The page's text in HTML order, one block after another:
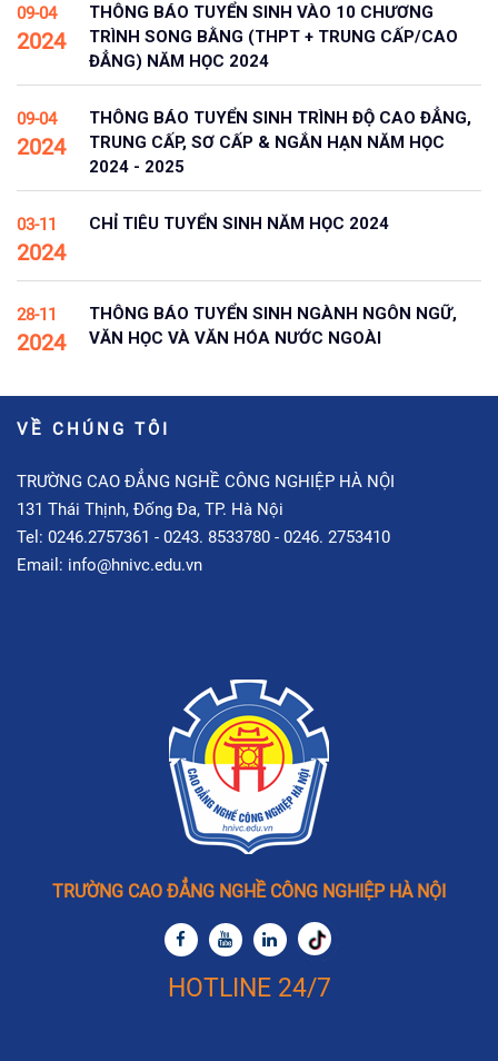
09-04
2024
THÔNG BÁO TUYỂN SINH VÀO 10 CHƯƠNG
TRÌNH SONG BẰNG (THPT + TRUNG CẤP/CAO
ĐẲNG) NĂM HỌC 2024
09-04
2024
THÔNG BÁO TUYỂN SINH TRÌNH ĐỘ CAO ĐẲNG,
TRUNG CẤP, SƠ CẤP & NGẮN HẠN NĂM HỌC
2024 - 2025
03-11
2024
CHỈ TIÊU TUYỂN SINH NĂM HỌC 2024
28-11
2024
THÔNG BÁO TUYỂN SINH NGÀNH NGÔN NGỮ,
VĂN HỌC VÀ VĂN HÓA NƯỚC NGOÀI
VỀ CHÚNG TÔI
TRƯỜNG CAO ĐẲNG NGHỀ CÔNG NGHIỆP HÀ NỘI
131 Thái Thịnh, Đống Đa, TP. Hà Nội
Tel: 0246.2757361 - 0243. 8533780 - 0246. 2753410
Email: info@hnivc.edu.vn
TRƯỜNG CAO ĐẲNG NGHỀ CÔNG NGHIỆP HÀ NỘI
HOTLINE 24/7